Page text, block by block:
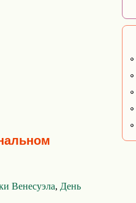
Венесуэла, День